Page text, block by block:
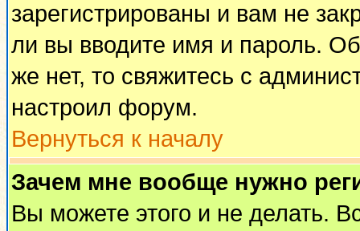
зарегистрированы и вам не
ли вы вводите имя и пароль.
же нет, то свяжитесь с
настроил форум.
Вернуться к началу
Зачем мне вообще нужно
Вы можете этого и не делать.